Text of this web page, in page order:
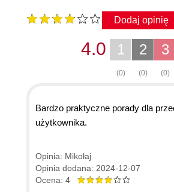
Dodaj opinię
3
(0)
2
(0)
1
(0)
4.0
Bardzo praktyczne porady dla
użytkownika.
Opinia: Mikołaj
Opinia dodana: 2024-12-07
Ocena: 4